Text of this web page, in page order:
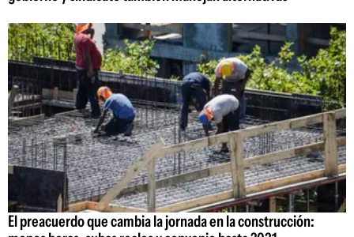
El preacuerdo que cambia la jornada en la construcción: